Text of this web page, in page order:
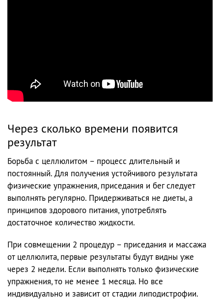
Через сколько времени появится
результат
Борьба с целлюлитом – процесс длительный и
постоянный. Для получения устойчивого результата
физические упражнения, приседания и бег следует
выполнять регулярно. Придерживаться не диеты, а
принципов здорового питания, употреблять
достаточное количество жидкости.
При совмещении 2 процедур – приседания и массажа
от целлюлита, первые результаты будут видны уже
через 2 недели. Если выполнять только физические
упражнения, то не менее 1 месяца. Но все
индивидуально и зависит от стадии липодистрофии.